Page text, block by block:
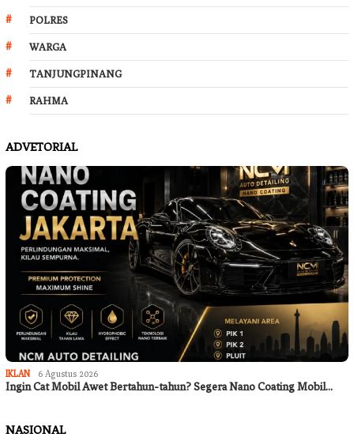
POLRES
WARGA
TANJUNGPINANG
RAHMA
ADVETORIAL
IKLAN 6 Agustus 2026
Ingin Cat Mobil Awet Bertahun-tahun? Segera Nano Coating Mobil…
NASIONAL